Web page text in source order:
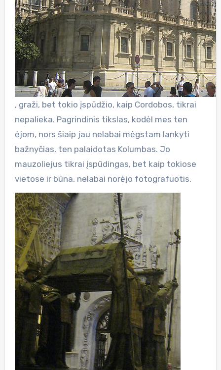
, graži, bet tokio įspūdžio, kaip Cordobos, tikrai
nepalieka. Pagrindinis tikslas, kodėl mes ten
ėjom, nors šiaip jau nelabai mėgstam lankyti
bažnyčias, ten palaidotas Kolumbas. Jo
mauzoliejus tikrai įspūdingas, bet kaip tokiose
vietose ir būna, nelabai norėjo fotografuotis.